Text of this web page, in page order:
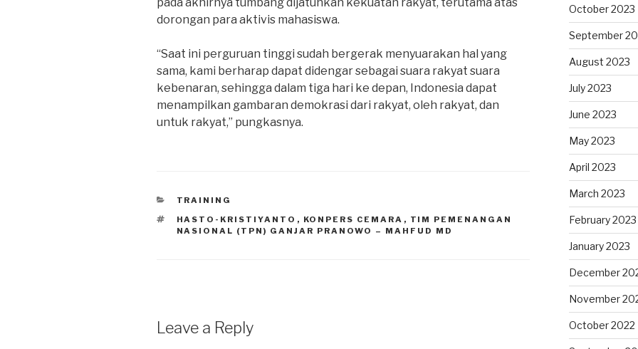
dorongan para aktivis mahasiswa.
“Saat ini perguruan tinggi sudah bergerak menyuarakan hal yang
sama, kami berharap dapat didengar sebagai suara rakyat suara
kebenaran, sehingga dalam tiga hari ke depan, Indonesia dapat
menampilkan gambaran demokrasi dari rakyat, oleh rakyat, dan
untuk rakyat,” pungkasnya.
CATEGORIES
TRAINING
TAGS
HASTO-KRISTIYANTO , KONPERS CEMARA , TIM PEMENANGAN
NASIONAL (TPN) GANJAR PRANOWO – MAHFUD MD
Leave a Reply
October 2023
September
August 2023
July 2023
June 2023
May 2023
April 2023
March 2023
February 2023
January 2023
December
November
October 2022